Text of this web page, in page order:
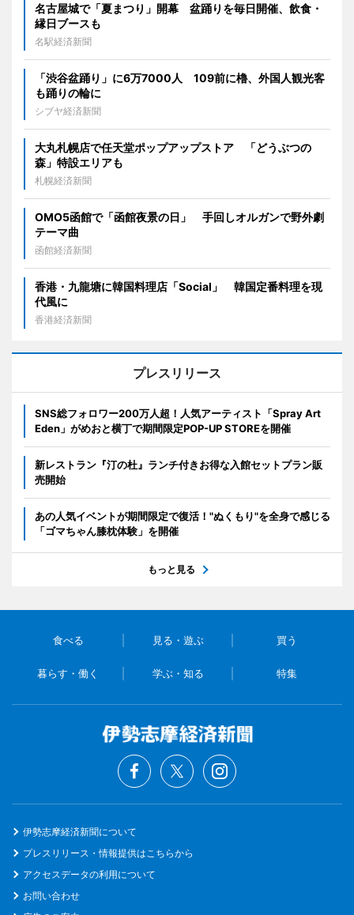
名古屋城で「夏まつり」開幕 盆踊りを毎日開催、飲食・
縁日ブースも
名駅経済新聞
「渋谷盆踊り」に6万7000人 109前に櫓、外国人観光客
も踊りの輪に
シブヤ経済新聞
大丸札幌店で任天堂ポップアップストア 「どうぶつの
森」特設エリアも
札幌経済新聞
OMO5函館で「函館夜景の日」 手回しオルガンで野外劇
テーマ曲
函館経済新聞
香港・九龍塘に韓国料理店「Social」 韓国定番料理を現
代風に
香港経済新聞
プレスリリース
SNS総フォロワー200万人超！人気アーティスト「Spray Art
Eden」がめおと横丁で期間限定POP-UP STOREを開催
新レストラン『汀の杜』ランチ付きお得な入館セットプラン販
売開始
あの人気イベントが期間限定で復活！"ぬくもり"を全身で感じる
「ゴマちゃん膝枕体験」を開催
もっと見る
食べる 見る・遊ぶ 買う
暮らす・働く 学ぶ・知る 特集
伊勢志摩経済新聞について
プレスリリース・情報提供はこちらから
アクセスデータの利用について
お問い合わせ